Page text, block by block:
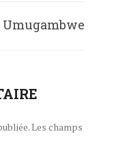
Umugambwe
igihugu
c’Ubufaransa
Les champs